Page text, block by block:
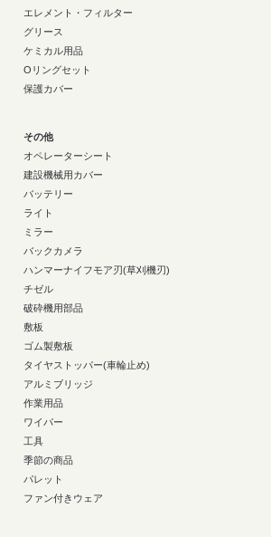
エレメント・フィルター
グリース
ケミカル用品
Oリングセット
保護カバー
その他
オペレーターシート
建設機械用カバー
バッテリー
ライト
ミラー
バックカメラ
ハンマーナイフモア刃(草刈機刃)
チゼル
破砕機用部品
敷板
ゴム製敷板
タイヤストッパー(車輪止め)
アルミブリッジ
作業用品
ワイパー
工具
季節の商品
パレット
ファン付きウェア